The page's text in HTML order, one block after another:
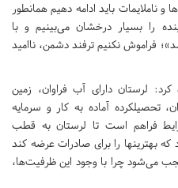
باید ادامه دهیم همانطور
را بسیار درخشان می‌بینیم و با
فراموش نکنیم ترفند دشمن، ناامید
لرستان دارای آب فراوان، زمین
تحصیلکرده آماده به کار و سرمایه
فراهم است تا لرستان به قطب
بهترینها را برای صادرات عرضه کند
می‌شود چرا با وجود این ظرفیت‌ها،